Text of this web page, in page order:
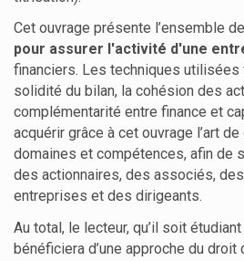
Cet ouvrage présente l’ensemble
pour assurer l'activité d'une
financiers. Les techniques utilisées
solidité du bilan, la cohésion des
complémentarité entre finance et
acquérir grâce à cet ouvrage l’art
domaines et compétences, afin de
des actionnaires, des associés,
entreprises et des dirigeants.
Au total, le lecteur, qu’il soit
bénéficiera d’une approche du droit